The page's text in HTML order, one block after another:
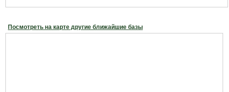
Посмотреть на карте другие ближайшие базы